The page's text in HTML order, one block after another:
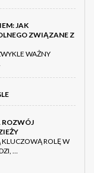
JAK
ZWIĄZANE Z
WAŻNY
ROZWÓJ
KLUCZOWĄ ROLĘ W
…